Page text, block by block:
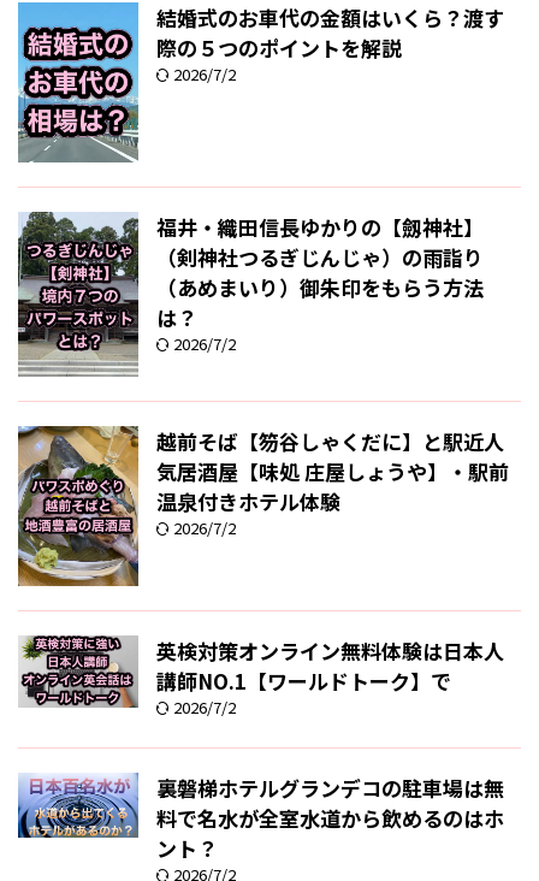
結婚式のお車代の金額はいくら？渡す
際の５つのポイントを解説
2026/7/2
福井・織田信長ゆかりの【劔神社】
（剣神社つるぎじんじゃ）の雨詣り
（あめまいり）御朱印をもらう方法
は？
2026/7/2
越前そば【笏谷しゃくだに】と駅近人
気居酒屋【味処 庄屋しょうや】・駅前
温泉付きホテル体験
2026/7/2
英検対策オンライン無料体験は日本人
講師NO.1【ワールドトーク】で
2026/7/2
裏磐梯ホテルグランデコの駐車場は無
料で名水が全室水道から飲めるのはホ
ント？
2026/7/2